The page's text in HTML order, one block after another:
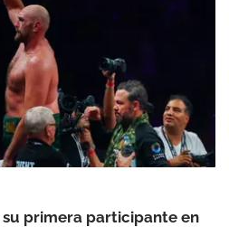
primera participante en